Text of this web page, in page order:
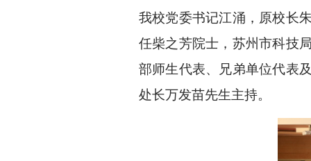
我校党委书记江涌，原校长
任柴之芳院士，苏州市科技
部师生代表、兄弟单位代表
处长万发苗先生主持。